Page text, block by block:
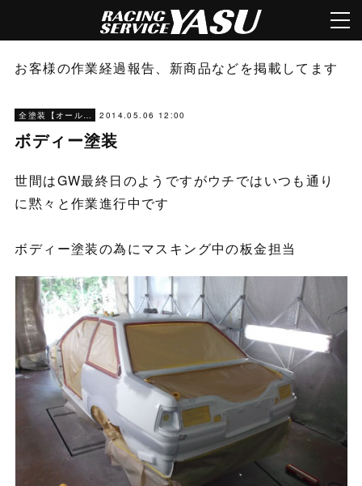
お客様の作業経過報告、新商品などを掲載してます
全塗装【オールペン】 2014.05.06 12:00
ボディー塗装
世間はGW最終日のようですがウチではいつも通り
に黙々と作業進行中です
ボディー塗装の為にマスキング中の板金担当